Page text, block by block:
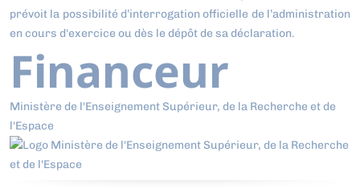
prévoit la possibilité d’interrogation officielle de l’administration
en cours d'exercice ou dès le dépôt de sa déclaration.
Financeur
Ministère de l'Enseignement Supérieur, de la Recherche et de
l'Espace